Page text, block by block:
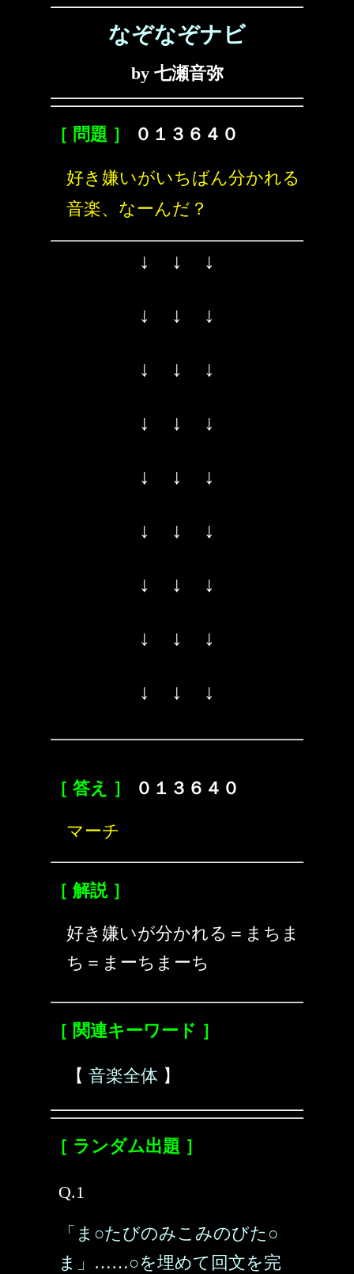
なぞなぞナビ
by 七瀬音弥
［ 問題 ］ ０１３６４０
好き嫌いがいちばん分かれる
音楽、なーんだ？
↓ ↓ ↓
↓ ↓ ↓
↓ ↓ ↓
↓ ↓ ↓
↓ ↓ ↓
↓ ↓ ↓
↓ ↓ ↓
↓ ↓ ↓
↓ ↓ ↓
［ 答え ］ ０１３６４０
マーチ
［ 解説 ］
好き嫌いが分かれる＝まちま
ち＝まーちまーち
［ 関連キーワード ］
【 音楽全体 】
［ ランダム出題 ］
Q.1
「ま○たびのみこみのびた○
ま」……○を埋めて回文を完